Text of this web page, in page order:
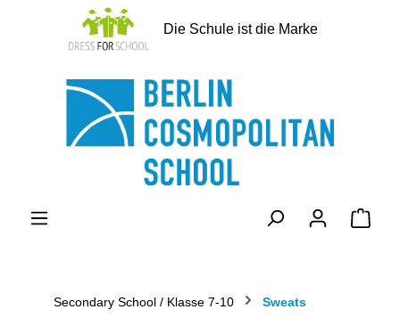
springen
Die Schule ist die Marke
Secondary School / Klasse 7-10 Sweats